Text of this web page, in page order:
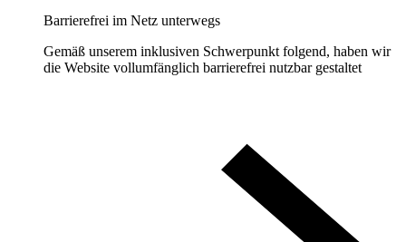
Barrierefrei im Netz unterwegs
Gemäß unserem inklusiven Schwerpunkt folgend, haben wir
die Website vollumfänglich barrierefrei nutzbar gestaltet